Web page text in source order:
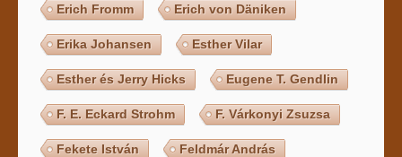
Erich Fromm Erich von Däniken
Erika Johansen Esther Vilar
Esther és Jerry Hicks Eugene T. Gendlin
F. E. Eckard Strohm F. Várkonyi Zsuzsa
Fekete István Feldmár András